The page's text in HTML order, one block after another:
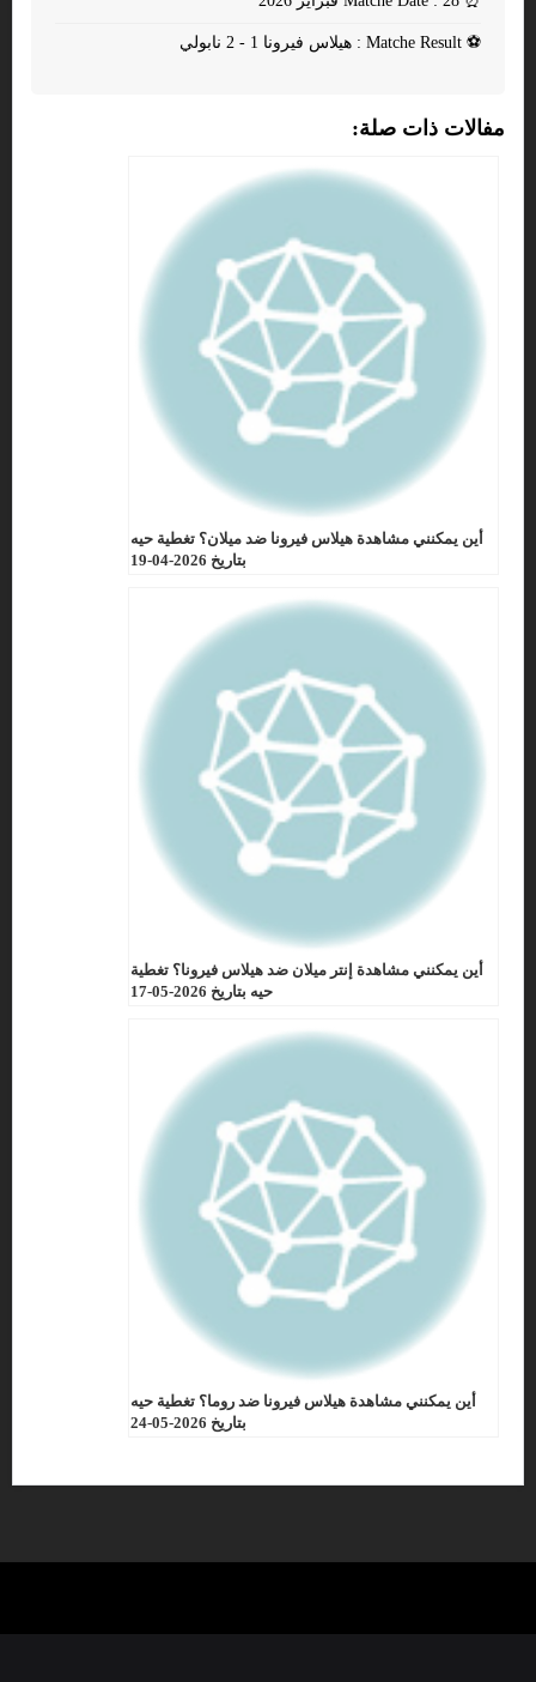
⚽
مفالات ذات صلة:
أين يمكنني مشاهدة هيلاس فيرونا ضد ميلان؟ تغطية حيه
بتاريخ 2026-04-19
أين يمكنني مشاهدة إنتر ميلان ضد هيلاس فيرونا؟ تغطية
حيه بتاريخ 2026-05-17
أين يمكنني مشاهدة هيلاس فيرونا ضد روما؟ تغطية حيه
بتاريخ 2026-05-24